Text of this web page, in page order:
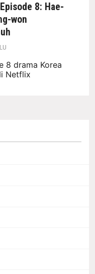
8: Hae-
won
8 drama Korea
Netflix